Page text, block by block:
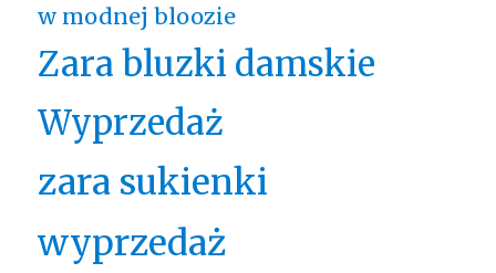
w modnej bloozie
Zara bluzki damskie
Wyprzedaż
zara sukienki
wyprzedaż